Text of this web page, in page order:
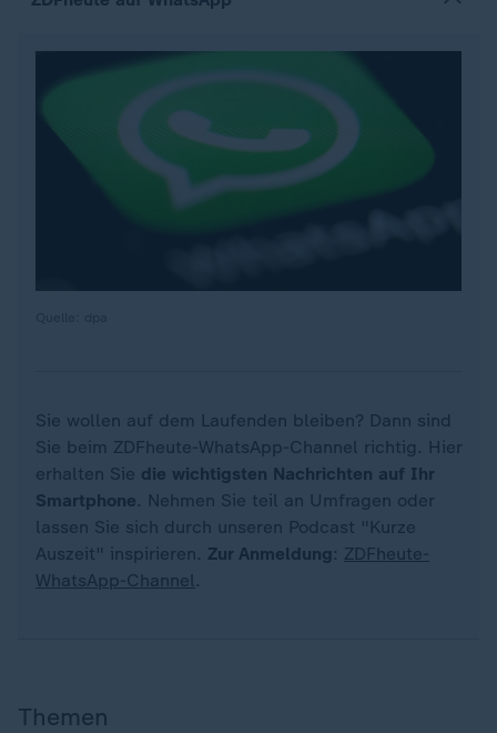
Sie wollen auf dem Laufenden bleiben? Dann sind
Sie beim ZDFheute-WhatsApp-Channel richtig. Hier
erhalten Sie die wichtigsten Nachrichten auf Ihr
Smartphone. Nehmen Sie teil an Umfragen oder
lassen Sie sich durch unseren Podcast "Kurze
Auszeit" inspirieren. Zur Anmeldung : ZDFheute-
WhatsApp-Channel.
Themen